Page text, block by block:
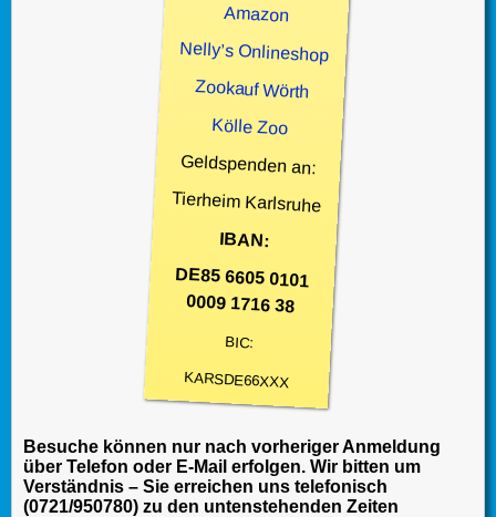
Amazon
Nelly’s Onlineshop
Zookauf Wörth
Kölle Zoo
Geldspenden an:
Tierheim Karlsruhe
IBAN:
DE85 6605 0101
0009 1716 38
BIC:
KARSDE66XXX
Besuche können nur nach vorheriger Anmeldung
über Telefon oder E-Mail erfolgen. Wir bitten um
Verständnis – Sie erreichen uns telefonisch
(0721/950780) zu den untenstehenden Zeiten